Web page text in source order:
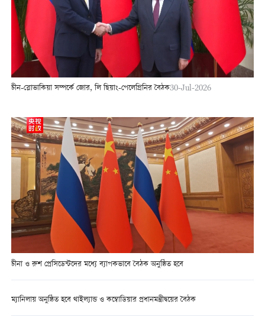
চীন-স্লোভাকিয়া সম্পর্কে জোর, লি ছিয়াং-পেলেগ্রিনির বৈঠক30-Jul-2026
চীনা ও রুশ প্রেসিডেন্টদের মধ্যে ব্যাপকভাবে বৈঠক অনুষ্ঠিত হবে
ম্যানিলায় অনুষ্ঠিত হবে থাইল্যান্ড ও কম্বোডিয়ার প্রধানমন্ত্রীদ্বয়ের বৈঠক